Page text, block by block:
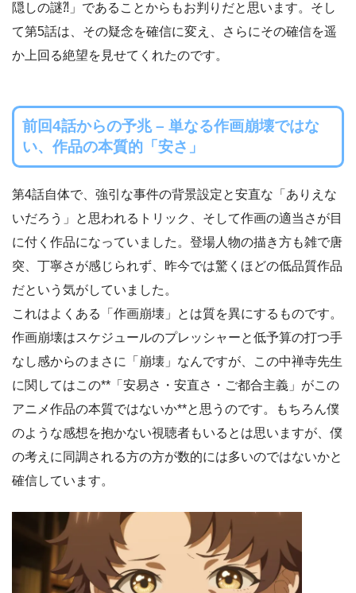
隠しの謎⁈」であることからもお判りだと思います。そし
て第5話は、その疑念を確信に変え、さらにその確信を遥
か上回る絶望を見せてくれたのです。
前回4話からの予兆 – 単なる作画崩壊ではな
い、作品の本質的「安さ」
第4話自体で、強引な事件の背景設定と安直な「ありえな
いだろう」と思われるトリック、そして作画の適当さが目
に付く作品になっていました。登場人物の描き方も雑で唐
突、丁寧さが感じられず、昨今では驚くほどの低品質作品
だという気がしていました。
これはよくある「作画崩壊」とは質を異にするものです。
作画崩壊はスケジュールのプレッシャーと低予算の打つ手
なし感からのまさに「崩壊」なんですが、この中禅寺先生
に関してはこの**「安易さ・安直さ・ご都合主義」がこの
アニメ作品の本質ではないか**と思うのです。もちろん僕
のような感想を抱かない視聴者もいるとは思いますが、僕
の考えに同調される方の方が数的には多いのではないかと
確信しています。